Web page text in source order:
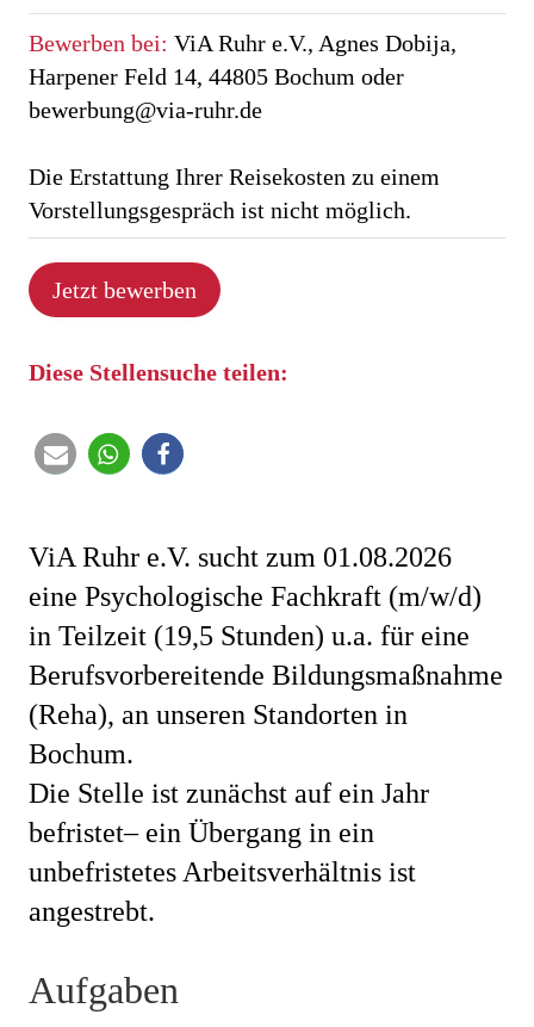
Bewerben bei: ViA Ruhr e.V., Agnes Dobija,
Harpener Feld 14, 44805 Bochum oder
bewerbung@via-ruhr.de
Die Erstattung Ihrer Reisekosten zu einem
Vorstellungsgespräch ist nicht möglich.
Jetzt bewerben
Diese Stellensuche teilen:
ViA Ruhr e.V. sucht zum 01.08.2026
eine Psychologische Fachkraft (m/w/d)
in Teilzeit (19,5 Stunden) u.a. für eine
Berufsvorbereitende Bildungsmaßnahme
(Reha), an unseren Standorten in
Bochum.
Die Stelle ist zunächst auf ein Jahr
befristet– ein Übergang in ein
unbefristetes Arbeitsverhältnis ist
angestrebt.
Aufgaben